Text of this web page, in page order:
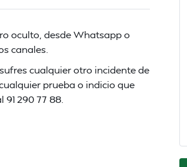
oculto, desde Whatsapp o
canales.
cualquier otro incidente de
prueba o indicio que
290 77 88.